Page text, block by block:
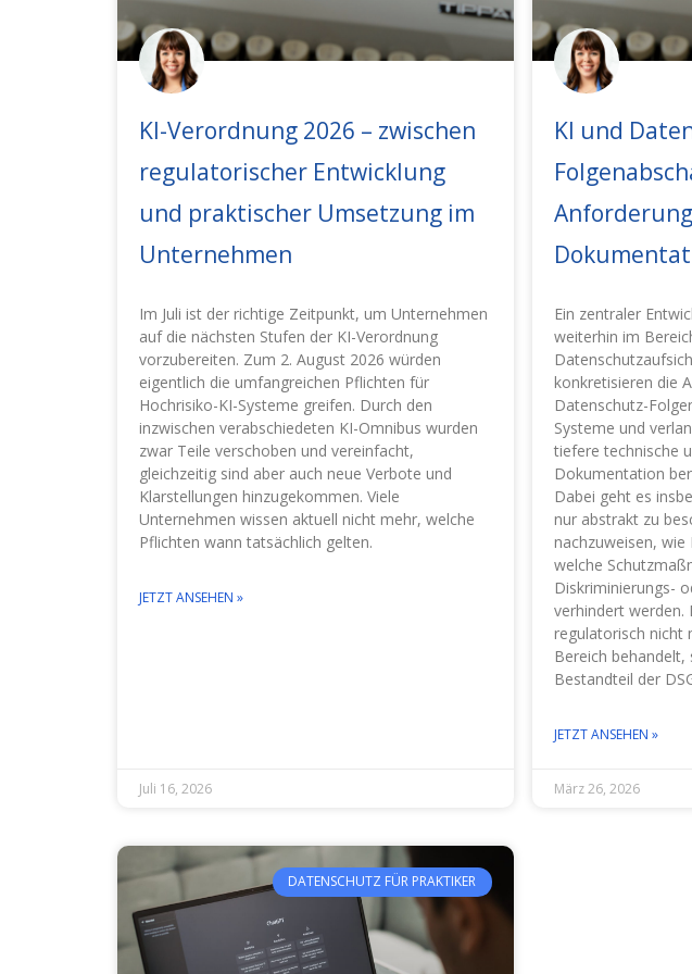
KI-Verordnung 2026 – zwischen
regulatorischer Entwicklung
und praktischer Umsetzung im
Unternehmen
Im Juli ist der richtige Zeitpunkt, um Unternehmen
auf die nächsten Stufen der KI-Verordnung
vorzubereiten. Zum 2. August 2026 würden
eigentlich die umfangreichen Pflichten für
Hochrisiko-KI-Systeme greifen. Durch den
inzwischen verabschiedeten KI-Omnibus wurden
zwar Teile verschoben und vereinfacht,
gleichzeitig sind aber auch neue Verbote und
Klarstellungen hinzugekommen. Viele
Unternehmen wissen aktuell nicht mehr, welche
Pflichten wann tatsächlich gelten.
JETZT ANSEHEN »
Juli 16, 2026
KI und
Ein zentraler
weiterhin im
konkretisieren die
Datenschutz-
Systeme und
tiefere technische
Dokumentation
Dabei geht es
nur abstrakt zu
nachzuweisen,
welche
Diskriminierungs-
verhindert werden.
regulatorisch nicht
Bereich
Bestandteil der
JETZT ANSEHEN »
März 26, 2026
DATENSCHUTZ FÜR PRAKTIKER